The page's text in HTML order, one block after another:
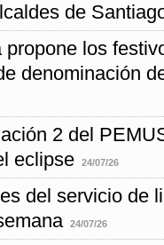
de
los
denominación
2 del
eclipse
24/07/26
del servicio de
24/07/26